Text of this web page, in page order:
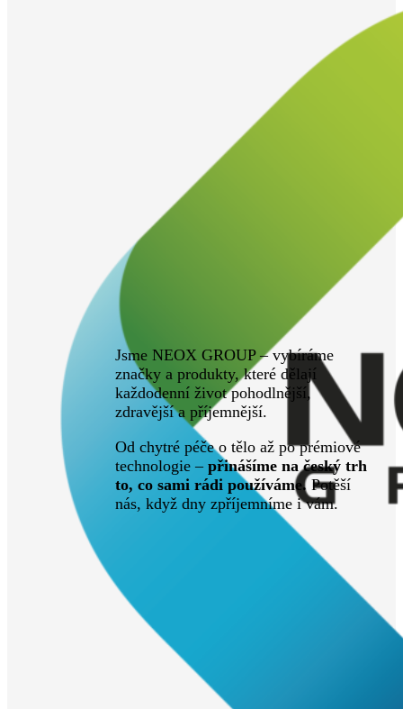
Jsme NEOX GROUP – vybíráme
značky a produkty, které dělají
každodenní život pohodlnější,
zdravější a příjemnější.
Od chytré péče o tělo až po prémiové
technologie –přinášíme na český trh
to, co sami rádi používáme.Potěší
nás, když dny zpříjemníme i vám.